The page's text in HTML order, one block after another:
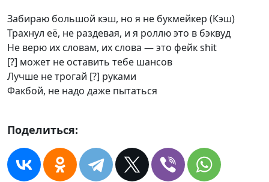
Забираю большой кэш, но я не букмейкер (Кэш)
Трахнул её, не раздевая, и я роллю это в бэквуд
Не верю их словам, их слова — это фейк shit
[?] может не оставить тебе шансов
Лучше не трогай [?] руками
Факбой, не надо даже пытаться
Поделиться: